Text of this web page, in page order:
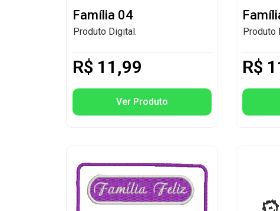
Família 04
Produto Digital.
R$ 11,99
Ver Produto
Produto
R$